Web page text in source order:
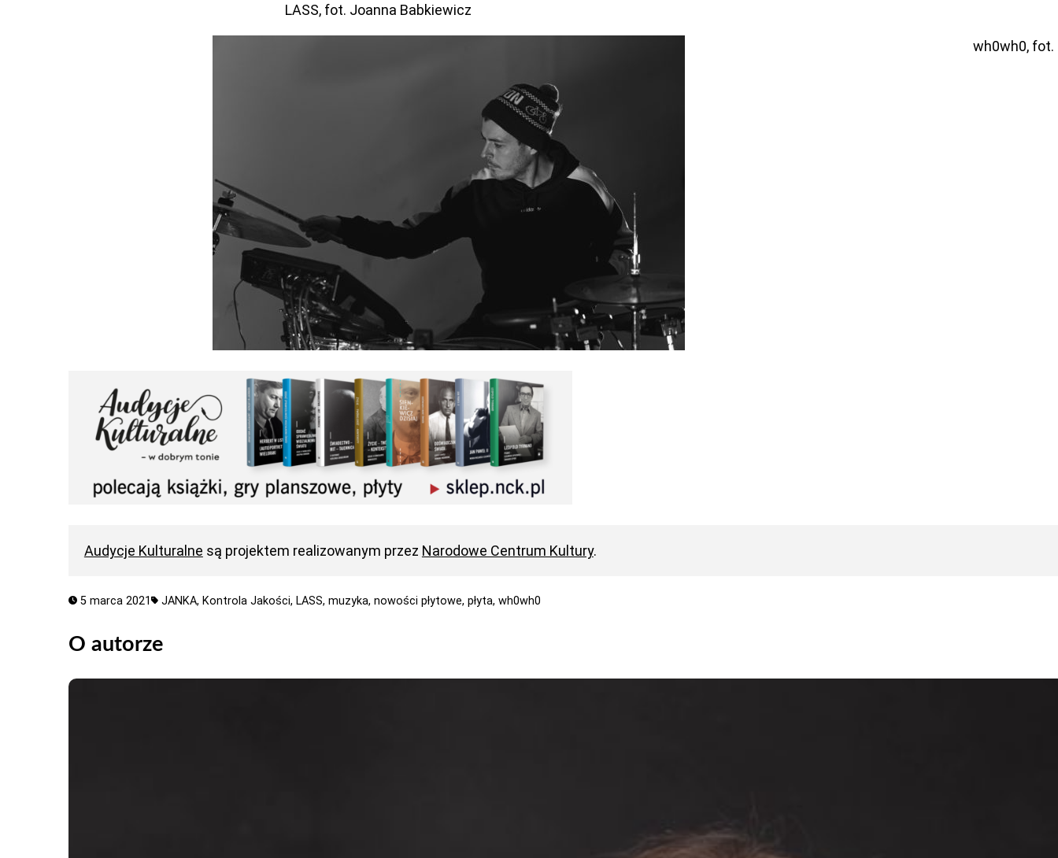
LASS, fot. Joanna Babkiewicz
wh0wh0, fot.
Audycje Kulturalne są projektem realizowanym przez Narodowe Centrum Kultury.
5 marca 2021 JANKA, Kontrola Jakości, LASS,muzyka,nowości płytowe,płyta,wh0wh0
O autorze